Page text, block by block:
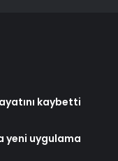
kaybetti
yeni uygulama